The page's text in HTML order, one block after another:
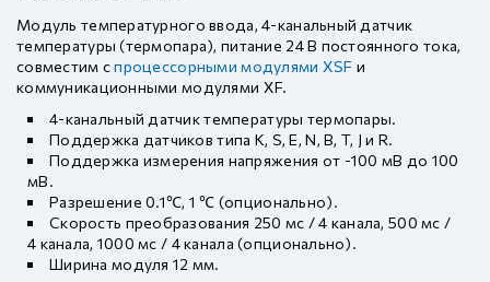
Модуль температурного ввода, 4-канальный датчик
температуры (термопара), питание 24 В постоянного тока,
совместим спроцессорными модулями XSF и
коммуникационными модулями XF.
4-канальный датчик температуры термопары.
Поддержка датчиков типа K, S, E, N, B, T, J и R.
Поддержка измерения напряжения от -100 мВ до 100
мВ.
Разрешение 0.1℃, 1 ℃ (опционально).
Скорость преобразования 250 мс / 4 канала, 500 мс /
4 канала, 1000 мс / 4 канала (опционально).
Ширина модуля 12 мм.